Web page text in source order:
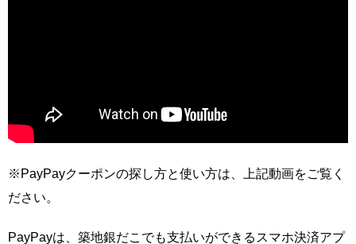
※PayPayクーポンの探し方と使い方は、上記動画をご覧く
ださい。
PayPayは、築地銀だこでも支払いができるスマホ決済アプ